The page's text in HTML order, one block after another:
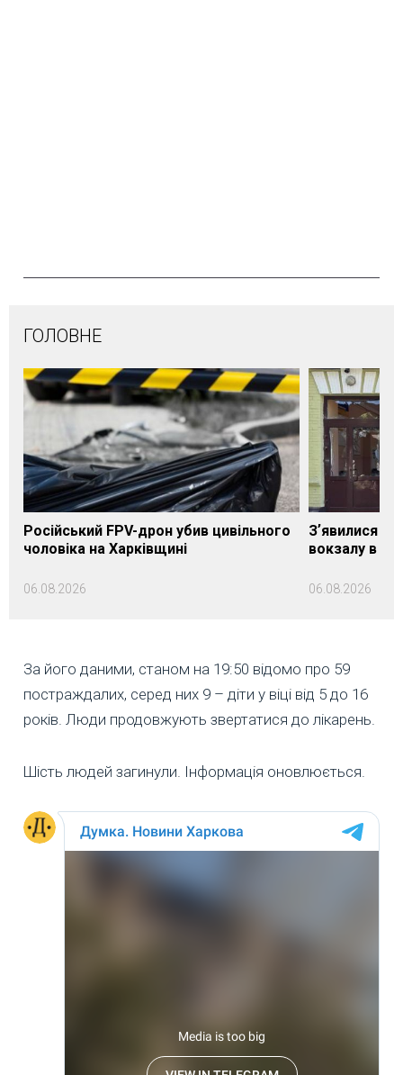
ГОЛОВНЕ
Російський FPV-дрон убив цивільного
чоловіка на Харківщині
06.08.2026
Зʼявилися
вокзалу в
06.08.2026
За його даними, станом на 19:50 відомо про 59
постраждалих, серед них 9 – діти у віці від 5 до 16
років. Люди продовжують звертатися до лікарень.
Шість людей загинули. Інформація оновлюється.